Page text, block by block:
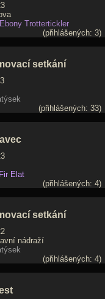
Trottertickler
(přihlášených: 3)
setkání
(přihlášených: 33)
Elat
(přihlášených: 4)
setkání
nádraží
(přihlášených: 4)